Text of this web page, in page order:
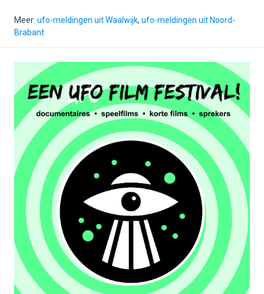
Meer: ufo-meldingen uit Waalwijk, ufo-meldingen uit Noord-
Brabant